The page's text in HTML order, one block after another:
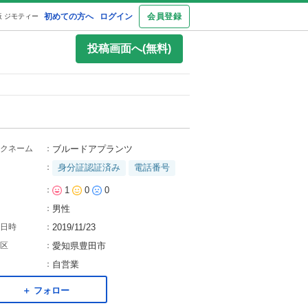
初めての方へ ログイン 会員登録
ジモティー
投稿画面へ(無料)
ネーム ： ブルードアプランツ
： 身分証認証済み 電話番号
： 1 0 0
： 男性
時 ： 2019/11/23
： 愛知県豊田市
： 自営業
＋ フォロー